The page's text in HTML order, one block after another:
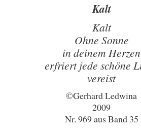
Kalt
Kalt
Ohne Sonne
in deinem Herzen
erfriert jede schöne
vereist
©Gerhard Ledwina
2009
Nr. 969 aus Band 35